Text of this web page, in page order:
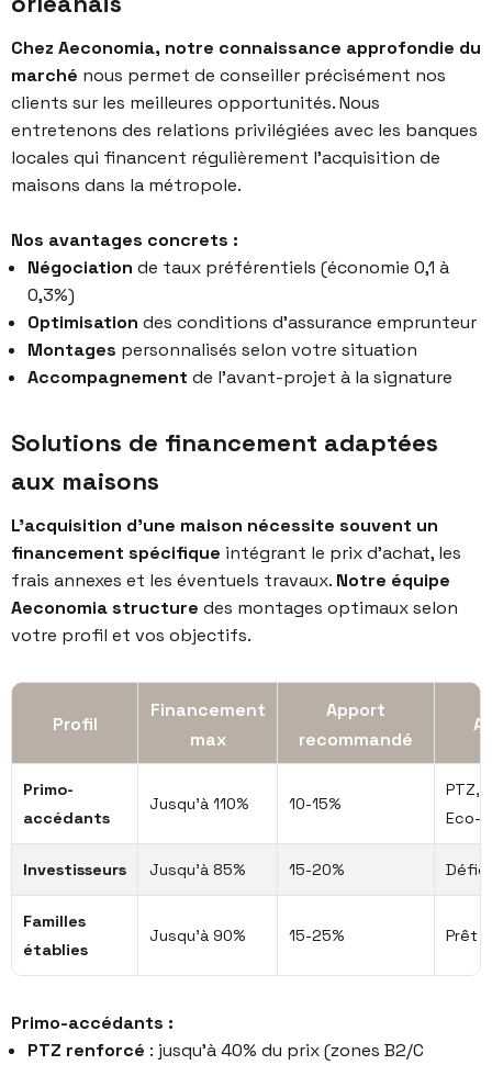
Chez Aeconomia, notre connaissance approfondie du
marché nous permet de conseiller précisément nos
clients sur les meilleures opportunités. Nous
entretenons des relations privilégiées avec les banques
locales qui financent régulièrement l’acquisition de
maisons dans la métropole.
Nos avantages concrets :
Négociation de taux préférentiels (économie 0,1 à
0,3%)
Optimisation des conditions d’assurance emprunteur
Montages personnalisés selon votre situation
Accompagnement de l’avant-projet à la signature
Solutions de financement adaptées
aux maisons
L’acquisition d’une maison nécessite souvent un
financement spécifique intégrant le prix d’achat, les
frais annexes et les éventuels travaux. Notre équipe
Aeconomia structure des montages optimaux selon
votre profil et vos objectifs.
Profil
Financement
max
Apport
recommandé
Primo-
accédants
Jusqu'à 110% 10-15%
PTZ,
Eco-
Investisseurs Jusqu'à 85% 15-20%
Familles
établies
Jusqu'à 90% 15-25% Prêt
Primo-accédants :
PTZ renforcé : jusqu’à 40% du prix (zones B2/C